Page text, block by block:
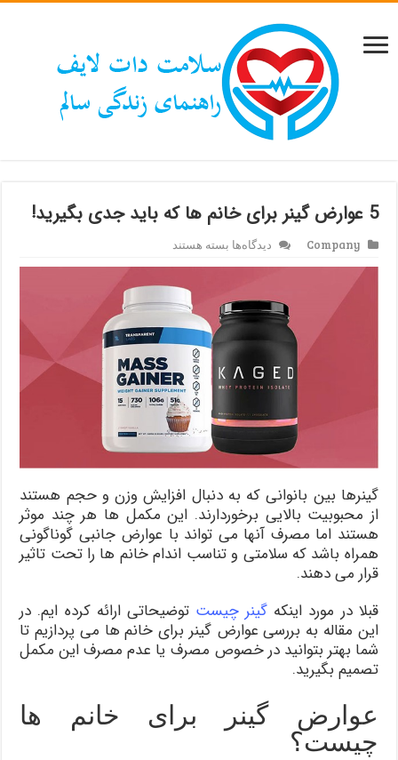
5 عوارض گینر برای خانم ها که باید جدی بگیرید!
Company دیدگاه‌ها برای
برای
خانم
ها
باید
جدی
بگیرید!
بسته هستند
گینرها بین بانوانی که به دنبال افزایش وزن و حجم هستند
از محبوبیت بالایی برخوردارند. این مکمل ها هر چند موثر
هستند اما مصرف آنها می تواند با عوارض جانبی گوناگونی
همراه باشد که سلامتی و تناسب اندام خانم ها را تحت تاثیر
قرار می دهند.
قبلا در مورد اینکه گینر چیست توضیحاتی ارائه کرده ایم. در
این مقاله به بررسی عوارض گینر برای خانم ها می پردازیم تا
شما بهتر بتوانید در خصوص مصرف یا عدم مصرف این مکمل
تصمیم بگیرید.
عوارض گینر برای خانم ها
چیست؟